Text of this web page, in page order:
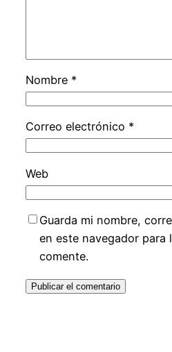
Nombre *
Correo electrónico *
Web
Guarda mi nombre,
en este navegador para
comente.